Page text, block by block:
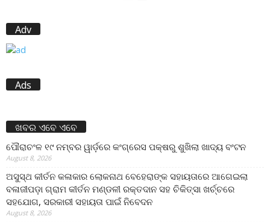
Adv
Ads
ଖବର ଏବେ ଏବେ
ପୌରାଚଂଳ ୧୯ ନମ୍ବର ୱାର୍ଡ଼ରେ କଂଗ୍ରେସ ପକ୍ଷରୁ ଶୁଖିଲା ଖାଦ୍ୟ ବଂଟନ
August 8, 2026
ଅସୁସ୍ଥ କୀର୍ତନ କଳାକାର ଲୋକନାଥ ବେହେରାଙ୍କ ସହାୟତାରେ ଆଗେଇଲା
ବଳାଜୀପଡ଼ା ଗ୍ରାମ କୀର୍ତନ ମଣ୍ଡଳୀ ରକ୍ତଦାନ ସହ ଚିକିତ୍ସା ଖର୍ଚ୍ଚରେ
ସହଯୋଗ, ସରକାରୀ ସହାୟତା ପାଇଁ ନିବେଦନ
August 8, 2026